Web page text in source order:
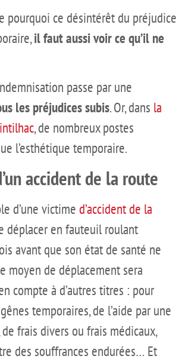
pourquoi ce désintérêt du préjudice
il faut aussi voir ce qu’il ne
passe par une
les préjudices subis. Or, dans la
, de nombreux postes
l’esthétique temporaire.
accident de la route
d’une victime d’accident de la
déplacer en fauteuil roulant
avant que son état de santé ne
moyen de déplacement sera
compte à d’autres titres : pour
temporaires, de l’aide par une
frais divers ou frais médicaux,
des souffrances endurées… Et